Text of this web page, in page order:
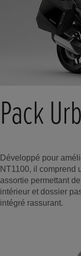
Pack
Développé pour
NT1100, il comprend
assortie permettant
intérieur et dossier
intégré rassurant.